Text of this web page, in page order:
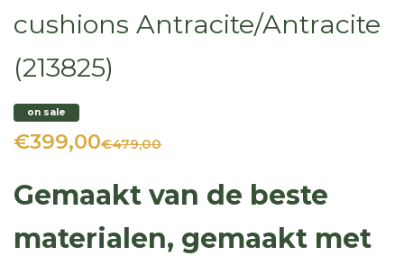
cushions Antracite/Antracite
(213825)
on sale
€399,00€479,00
Gemaakt van de beste
materialen, gemaakt met